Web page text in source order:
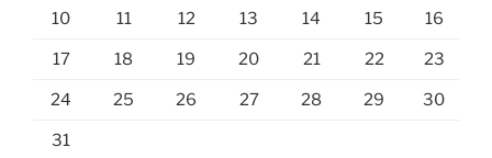
10 11 12 13 14 15 16
17 18 19 20 21 22 23
24 25 26 27 28 29 30
31